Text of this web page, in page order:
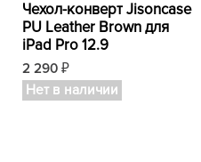
Чехол-конверт Jisoncase
PU Leather Brown для
iPad Pro 12.9
2 290 ₽
Нет в наличии